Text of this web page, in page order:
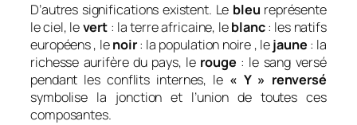
D’autres significations existent. Le bleu représente
le ciel, levert : la terre africaine, leblanc: les natifs
européens , lenoir: la population noire , lejaune : la
richesse aurifère du pays, le rouge : le sang versé
pendant les conflits internes, le « Y » renversé
symbolise la jonction et l’union de toutes ces
composantes.